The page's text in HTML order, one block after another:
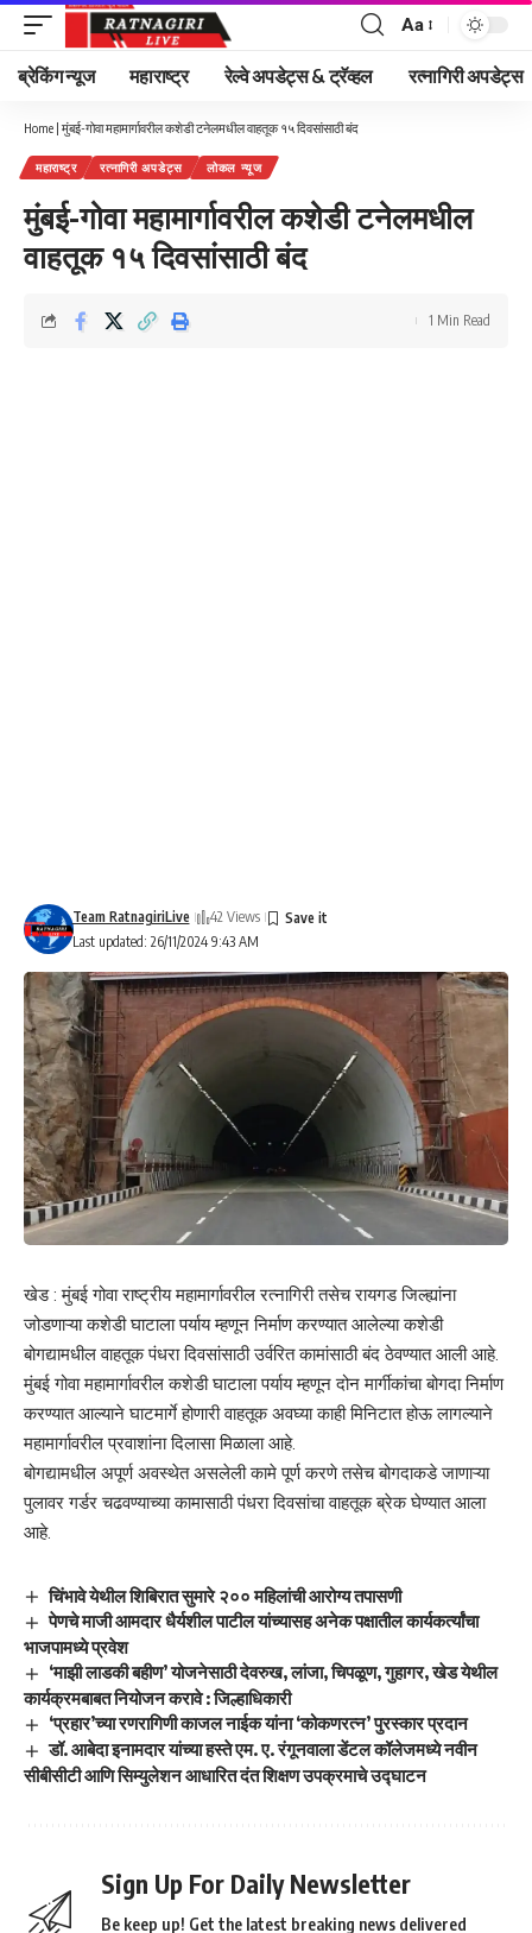
Font
Resizer
Aa
ब्रेकिंग न्यूज महाराष्ट्र रेल्वे अपडेट्स & ट्रॅव्हल रत्नागिरी अपडेट्स
Home | मुंबई-गोवा महामार्गावरील कशेडी टनेलमधील वाहतूक १५ दिवसांसाठी बंद
महाराष्ट्र रत्नागिरी अपडेट्स लोकल न्यूज
मुंबई-गोवा महामार्गावरील कशेडी टनेलमधील
वाहतूक १५ दिवसांसाठी बंद
Last updated: 26/11/2024 9:43 AM
Team RatnagiriLive 42 Views
1 Min Read
खेड : मुंबई गोवा राष्ट्रीय महामार्गावरील रत्नागिरी तसेच रायगड जिल्ह्यांना
जोडणाऱ्या कशेडी घाटाला पर्याय म्हणून निर्माण करण्यात आलेल्या कशेडी
बोगद्यामधील वाहतूक पंधरा दिवसांसाठी उर्वरित कामांसाठी बंद ठेवण्यात आली आहे.
मुंबई गोवा महामार्गावरील कशेडी घाटाला पर्याय म्हणून दोन मार्गीकांचा बोगदा निर्माण
करण्यात आल्याने घाटमार्गे होणारी वाहतूक अवघ्या काही मिनिटात होऊ लागल्याने
महामार्गावरील प्रवाशांना दिलासा मिळाला आहे.
बोगद्यामधील अपूर्ण अवस्थेत असलेली कामे पूर्ण करणे तसेच बोगदाकडे जाणाऱ्या
पुलावर गर्डर चढवण्याच्या कामासाठी पंधरा दिवसांचा वाहतूक ब्रेक घेण्यात आला
आहे.
चिंभावे येथील शिबिरात सुमारे २०० महिलांची आरोग्य तपासणी
पेणचे माजी आमदार धैर्यशील पाटील यांच्यासह अनेक पक्षातील कार्यकर्त्यांचा
भाजपामध्ये प्रवेश
‘माझी लाडकी बहीण’ योजनेसाठी देवरुख, लांजा, चिपळूण, गुहागर, खेड येथील
कार्यक्रमबाबत नियोजन करावे : जिल्हाधिकारी
‘प्रहार’च्या रणरागिणी काजल नाईक यांना ‘कोकणरत्न’ पुरस्कार प्रदान
डॉ. आबेदा इनामदार यांच्या हस्ते एम. ए. रंगूनवाला डेंटल कॉलेजमध्ये नवीन
सीबीसीटी आणि सिम्युलेशन आधारित दंत शिक्षण उपक्रमाचे उद्घाटन
Sign Up For Daily Newsletter
Be keep up! Get the latest breaking news delivered